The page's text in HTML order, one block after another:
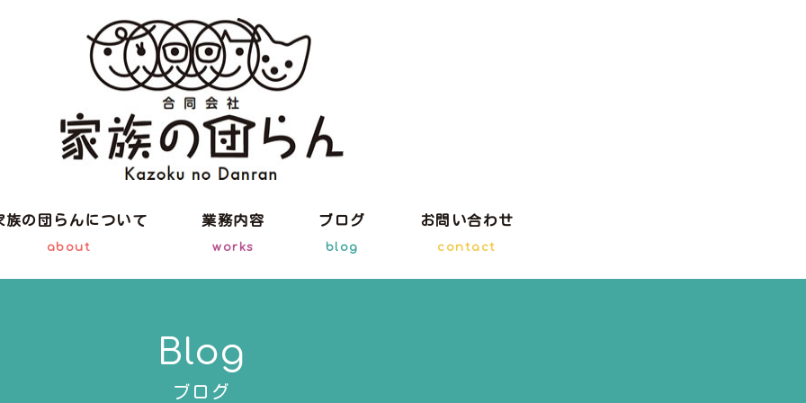
族の団らんについて
about
業務内容
works
ブログ
blog
お問い合わせ
contact
Blog
ブログ